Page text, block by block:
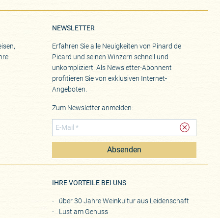
NEWSLETTER
Erfahren Sie alle Neuigkeiten von Pinard de
Picard und seinen Winzern schnell und
unkompliziert. Als Newsletter-Abonnent
profitieren Sie von exklusiven Internet-
Angeboten.
Zum Newsletter anmelden:
Absenden
IHRE VORTEILE BEI UNS
über 30 Jahre Weinkultur aus Leidenschaft
Lust am Genuss